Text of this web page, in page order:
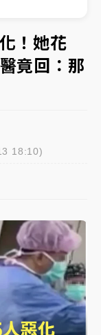
開賣一度塞車
成功 今重開羈
紅到發紫」降
查扣畫面曝光
向法院聲請遭
約開賣一度塞車
！她花
竟回：那
18:10)